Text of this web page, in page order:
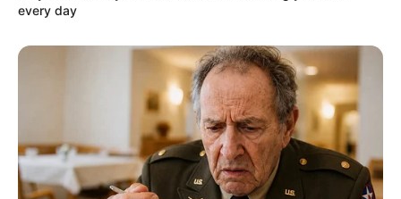
penggunaannya berasal dari tanah liat yang dipadatkan dan
Gerabah sudah ada sejak jaman dahulu kala, oleh sebab itu ia
menjadi salah satu peninggalan budaya yang sangat tua.
Nama lain dari karya seni ini adalah tembikar. Ada banyak jenis
gerabah yang dihasilkan, seperti tempayan, periuk, belanga, kendi,
celengan, dan masih banyak lainnya.
every day